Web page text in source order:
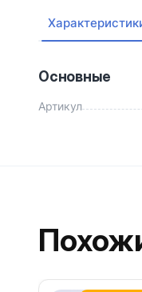
Основные
Артикул